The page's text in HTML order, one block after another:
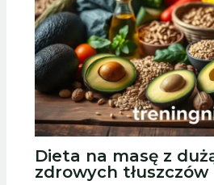
Dieta na masę z
zdrowych tłuszczów